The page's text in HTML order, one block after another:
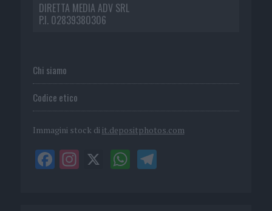
DIRETTA MEDIA ADV SRL
P.I. 02839380306
Chi siamo
Codice etico
Immagini stock di it.depositphotos.com